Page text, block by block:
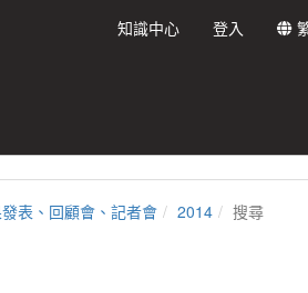
知識中心 登入
表、回顧會、記者會 2014 搜尋